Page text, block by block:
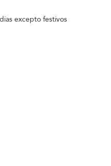
excepto festivos